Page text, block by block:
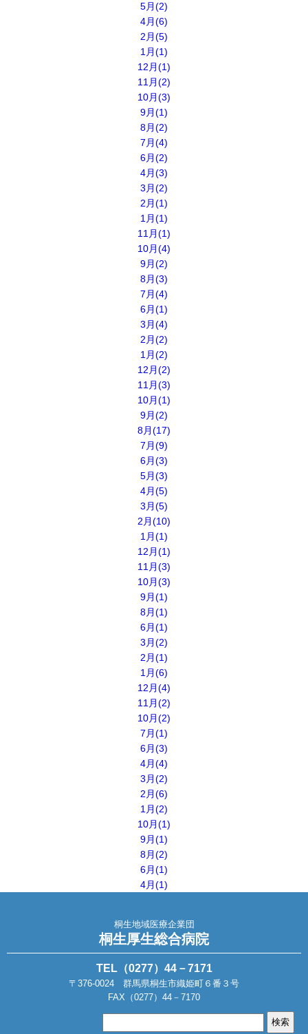
5月(2)
4月(6)
2月(5)
1月(1)
12月(1)
11月(2)
10月(3)
9月(1)
8月(2)
7月(4)
6月(2)
4月(3)
3月(2)
2月(1)
1月(1)
11月(1)
10月(4)
9月(2)
8月(3)
7月(4)
6月(1)
3月(4)
2月(2)
1月(2)
12月(2)
11月(3)
10月(1)
9月(2)
8月(17)
7月(9)
6月(3)
5月(3)
4月(5)
3月(5)
2月(10)
1月(1)
12月(1)
11月(3)
10月(3)
9月(1)
8月(1)
6月(1)
3月(2)
2月(1)
1月(6)
12月(4)
11月(2)
10月(2)
7月(1)
6月(3)
4月(4)
3月(2)
2月(6)
1月(2)
10月(1)
9月(1)
8月(2)
6月(1)
4月(1)
桐生地域医療企業団
桐生厚生総合病院
TEL（0277）44－7171
〒376-0024 群馬県桐生市織姫町６番３号
FAX（0277）44－7170